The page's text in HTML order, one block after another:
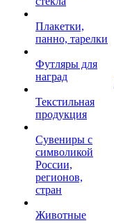
Плакетки,
панно, тарелки
Футляры для
наград
Текстильная
продукция
Сувениры с
символикой
России,
регионов,
стран
Животные